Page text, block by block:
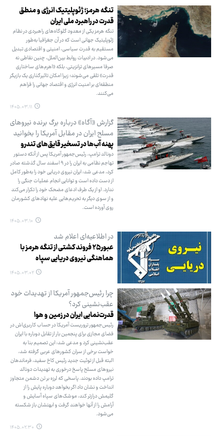
تنگه هرمز؛ ژئوپلیتیک انرژی و منطق
قدرت در راهبرد ملی ایران
تنگه هرمز یکی از معدود گلوگاه‌های راهبردی در نظام
ژئوپلیتیک جهانی است که در آن جغرافیا به‌طور
مستقیم به قدرت سیاسی، امنیتی و اقتصادی تبدیل
می‌شود. در ادبیات روابط بین‌الملل، چنین نقاطی نه
صرفا مسیرهای ترانزیتی، بلکه «اهرم‌های ساختاری
قدرت» تلقی می‌شوند؛ زیرا امکان تاثیرگذاری یک بازیگر
منطقه‌ای بر امنیت انرژی و اقتصاد جهانی را فراهم
می‌کنند.
۱۴۰۵.۰۳.۱۱
گزارش «آگاه» درباره برگ برنده نیروهای
مسلح ایران در مقابل آمریکا را بخوانید
پهنه آب‌ها در تسخیر قایق‌های تندرو
دونالد ترامپ، رئیس‌جمهور آمریکا پس از آنکه دستور
تهاجم نظامی به ایران را در ۹ اسفند سال گذشته صادر
کرد، مدعی شد: ایران نیروی دریایی خود را به‌طور کامل
از دست داده است و توانایی انجام عملیات جنگی را
ندارد. او از یک طرف ادعای مضحک خود را تکرار می‌کند
و از سوی دیگر به تحریم‌هایی علیه نهادهای کشورمان
روی آورده است.
۱۴۰۵.۰۳.۱۰
در اطلاعیه‌ای اعلام شد
عبور ۲۵ فروند کشتی از تنگه هرمز با
هماهنگی نیروی دریایی سپاه
۱۴۰۵.۰۳.۰۲
چرا رئیس‌جمهور آمریکا از تهدیدات خود
عقب‌نشینی کرد؟
قدرت‌نمایی ایران در زمین و هوا
رئیس‌جمهور تروریست آمریکا در حساب کاربری‌اش در
فضای مجازی برای پنجمین بار از تقابل دوباره با ایران
عقب‌نشینی کرد و مدعی شد: این تصمیم بنا به
خواست برخی از سران کشورهای عربی گرفته شد،
البته قبل از توئیت جدید رئیس کاخ سفید، فرماندهان
نیروهای مسلح پاسخ درخوری به تهدیدات دونالد
ترامپ داده بودند. پاسخی که لرزه بر تن دشمن متجاوز
انداخت و نشان داد اگر بخواهد دوباره پایش را از
گلیمش درازتر کند، موشک‌های سپاه آسایش و
آرامش را از آنها خواهند گرفت و ابهتشان باز شکسته
می‌شود.
۱۴۰۵.۰۲.۳۰